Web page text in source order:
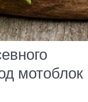
мотоблок